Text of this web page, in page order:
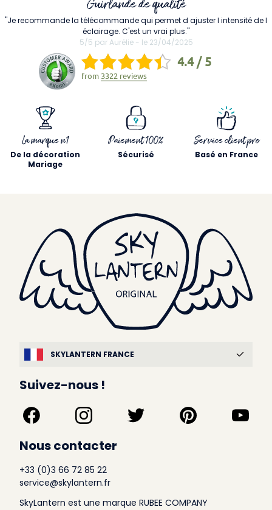
La marque n1
De la décoration
Mariage
Paiement 100%
Sécurisé
Service client pro
Basé en France
Guirlande de qualité
"Je recommande la télécommande qui permet d ajuster l intensité de l
éclairage. C'est un vrai plus."
5/5 par Aurélie - le 23/04/2025
4.4 / 5
from 3322 reviews
SKYLANTERN FRANCE
Suivez-nous !
Nous contacter
+33 (0)3 66 72 85 22
service@skylantern.fr
SkyLantern est une marque RUBEE COMPANY